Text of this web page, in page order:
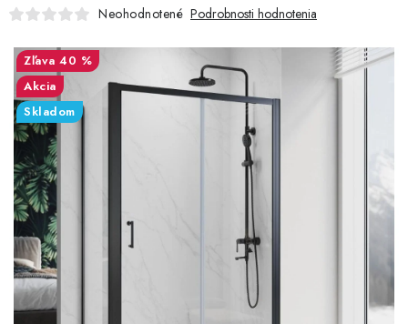
DOPLNKY
SANITA
VÝPREDAJ
PRÍSLUŠENSTVO K SPRCHOVÝM KÚTOM A
NÁHRADNÉ DIELY
Doprava a Platby
Obchodné podmienky
Reklamačný poriadok
Neohodnotené Podrobnosti hodnotenia
40 %
Akcia
Skladom